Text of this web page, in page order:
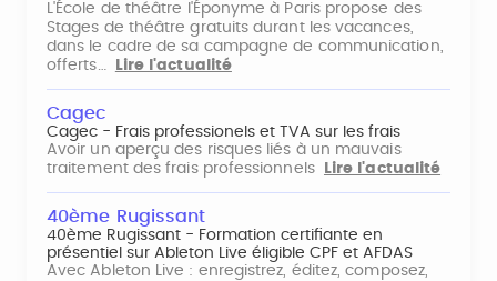
L'École de théâtre l'Éponyme à Paris propose des
Stages de théâtre gratuits durant les vacances,
dans le cadre de sa campagne de communication,
offerts…
Lire l'actualité
Cagec
Cagec - Frais professionels et TVA sur les frais
Avoir un aperçu des risques liés à un mauvais
traitement des frais professionnels
Lire l'actualité
40ème Rugissant
40ème Rugissant - Formation certifiante en
présentiel sur Ableton Live éligible CPF et AFDAS
Avec Ableton Live : enregistrez, éditez, composez,